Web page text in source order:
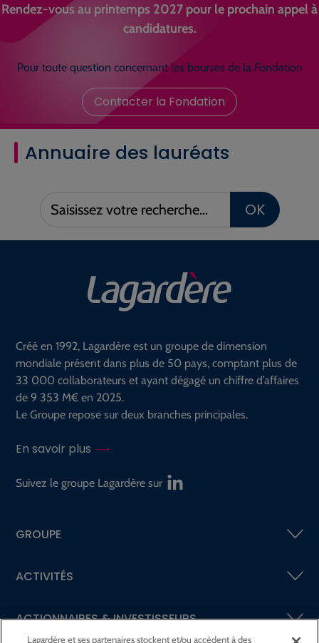
Rendez-vous au printemps 2027 pour le prochain appel à
candidatures.
Pour toute question concernant les bourses de la Fondation
Contacter la Fondation
Annuaire des lauréats
Saisissez
votre
OK
Créé en 1992, Lagardère est un groupe de dimension
mondiale présent dans plus de 50 pays, comptant plus de
33 000 collaborateurs et ayant dégagé un chiffre d’affaires
de 9 353 M€ en 2025.
Le Groupe repose sur deux branches principales.
En savoir plus
Suivez le groupe Lagardère sur
GROUPE
ACTIVITÉS
ACTIONNAIRES &INVESTISSEURS
Lagardère et ses partenaires stockent et/ou accèdent à des